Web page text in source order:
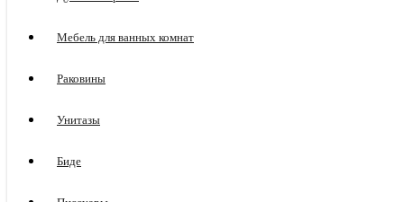
Мебель для ванных комнат
Раковины
Унитазы
Биде